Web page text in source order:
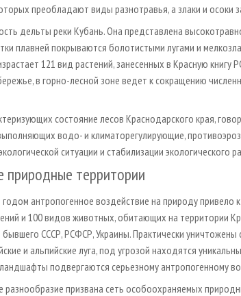
преобладают виды разнотравья, а злаки и осоки
дельты реки Кубань. Она представлена
плавней покрываются болотистыми лугами и
121 вид растений, занесенных в Красную книгу
в горно-лесной зоне ведет к сокращению
состояние лесов Краснодарского края,
водо- и климаторегулирующие,
ситуации и стабилизации экологического
территории
антропогенное воздействие на природу привело
и 100 видов животных, обитающих на территории
бывшего СССР, РСФСР, Украины. Практически
и альпийские луга, под угрозой находятся
подвергаются серьезному антропогенному
разнообразие призвана сеть особоохраняемых